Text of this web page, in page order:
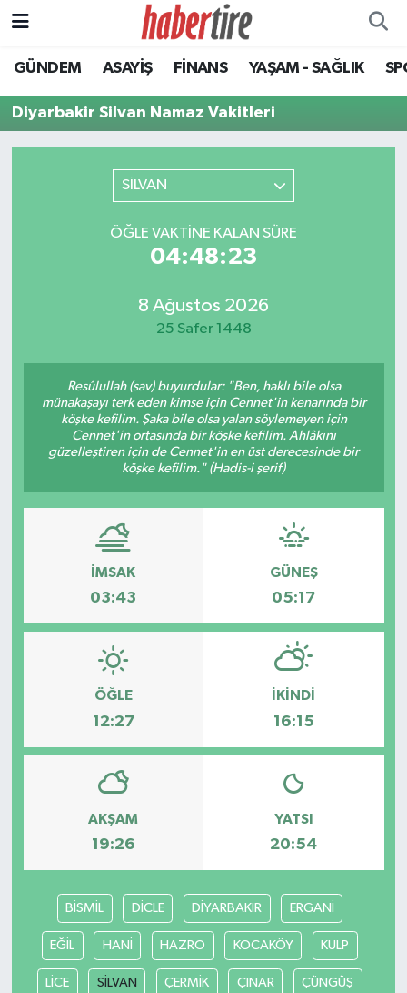
GÜNDEM ASAYİŞ FİNANS YAŞAM - SAĞLIK
Diyarbakir Silvan Namaz Vakitleri
SİLVAN
ÖĞLE VAKTINE KALAN SÜRE
04:48:23
8 Ağustos 2026
25 Safer 1448
Resûlullah (sav) buyurdular: "Ben, haklı bile olsa
münakaşayı terk eden kimse için Cennet'in kenarında bir
köşke kefilim. Şaka bile olsa yalan söylemeyen için
Cennet'in ortasında bir köşke kefilim. Ahlâkını
güzelleştiren için de Cennet'in en üst derecesinde bir
köşke kefilim." (Hadis-i şerif)
İMSAK
03:43
GÜNEŞ
05:17
ÖĞLE
12:27
İKINDI
16:15
AKŞAM
19:26
YATSI
20:54
BİSMİL DİCLE DİYARBAKIR ERGANİ
EĞİL HANİ HAZRO KOCAKÖY KULP
LİCE SİLVAN ÇERMİK ÇINAR ÇÜNGÜŞ
Tire Nöbetçi Eczaneler
Tire Hava Durumu
Tüm Manşetler
Son Dakika Haberleri